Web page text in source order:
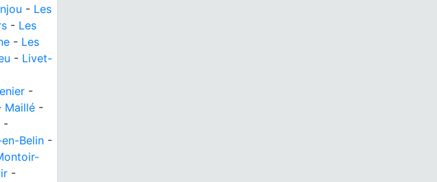
- Les
- Les
- Les
- Livet-
-
Maillé -
-
Belin -
-